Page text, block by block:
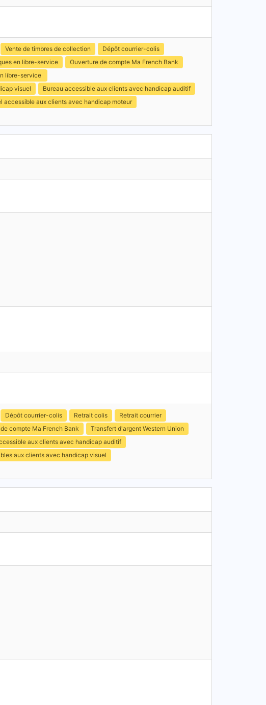
Vente de timbres de collection
Dépôt courrier-colis
en libre-service
Ouverture de compte Ma French Bank
libre-service
visuel
Bureau accessible aux clients avec handicap auditif
accessible aux clients avec handicap moteur
Dépôt courrier-colis Retrait colis
Retrait courrier
compte Ma French Bank
Transfert d'argent Western Union
aux clients avec handicap auditif
aux clients avec handicap visuel